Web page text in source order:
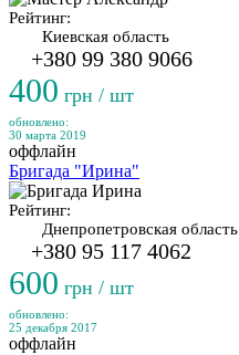
Рейтинг:
Киевская область
+380 99 380 9066
400 грн / шт
обновлено:
30 марта 2019
оффлайн
Бригада "Ирина"
Рейтинг:
Днепропетровская область
+380 95 117 4062
600 грн / шт
обновлено:
25 декабря 2017
оффлайн